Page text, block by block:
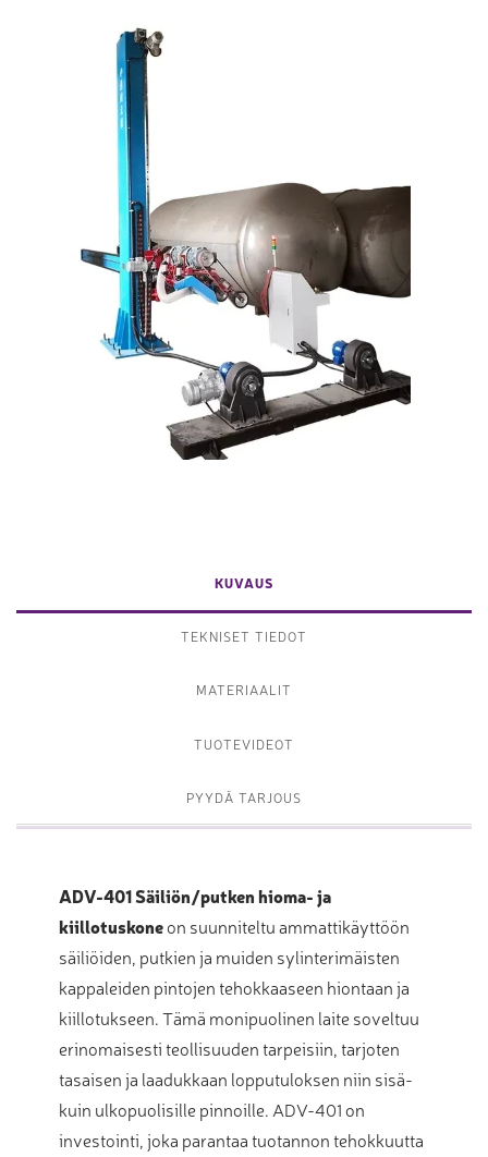
KUVAUS
TEKNISET TIEDOT
MATERIAALIT
TUOTEVIDEOT
PYYDÄ TARJOUS
ADV-401 Säiliön/putken hioma- ja
kiillotuskoneon suunniteltu ammattikäyttöön
säiliöiden, putkien ja muiden sylinterimäisten
kappaleiden pintojen tehokkaaseen hiontaan ja
kiillotukseen. Tämä monipuolinen laite soveltuu
erinomaisesti teollisuuden tarpeisiin, tarjoten
tasaisen ja laadukkaan lopputuloksen niin sisä-
kuin ulkopuolisille pinnoille. ADV-401 on
investointi, joka parantaa tuotannon tehokkuutta